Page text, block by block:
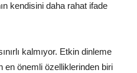
kendisini daha rahat ifade
kalmıyor. Etkin dinleme
en önemli özelliklerinden biri